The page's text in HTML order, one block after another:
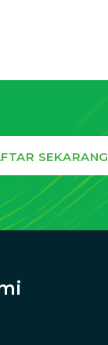
SEKARANG